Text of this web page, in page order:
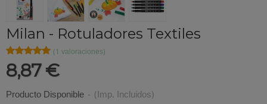
Milan - Rotuladores Textiles
★★★★★
★★★★★ (1 valoraciones)
8,87 €
Producto Disponible - (Imp. Incluidos)